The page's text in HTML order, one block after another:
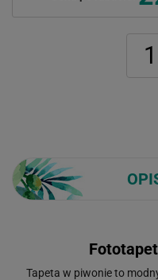
Tapeta w piwonie to